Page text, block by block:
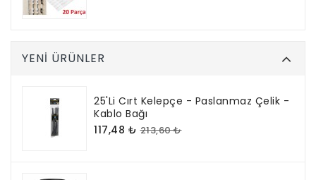
YENI ÜRÜNLER
25'li Cırt Kelepçe - Paslanmaz Çelik -
Kablo Bağı
117,48 ₺ 213,60 ₺